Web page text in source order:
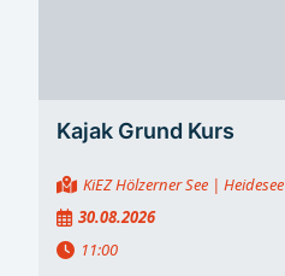
Kajak Grund Kurs
KiEZ Hölzerner See | Heidesee
30.08.2026
11:00